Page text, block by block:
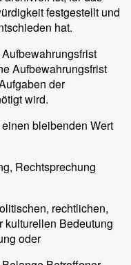
festgestellt und
hat.
Aufbewahrungsfrist
der
wird.
bleibenden Wert
Rechtsprechung
rechtlichen,
kulturellen Bedeutung
oder